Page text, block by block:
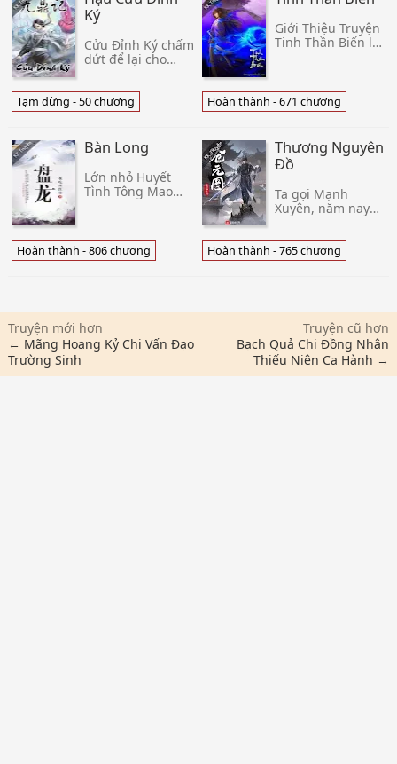
Ký
Cửu Đỉnh Ký chấm
dứt để lại cho
nhiều nghi hoặc,
bốn trăm năm
sau, Đằng Thanh
thế giới như thế
nào? Cửu Châu
Tạm dừng - 50 chương
Giới Thiệu Truyện
Tinh Thần Biến là
Tiên Hiệp hoành
tráng kể về người
Hoàn thành - 671 chương
Bàn Long
Lớn nhỏ Huyết
Tình Tông Mao
thiên diệt địa Cửu
Đầu Xà Hoàng,
Hoàn thành - 806 chương
Thương Nguyên
Đồ
Ta gọi Mạnh
Xuyên, năm nay
Ninh phủ "Kính
Hồ đạo viện"
đương đại đại sư
Hoàn thành - 765 chương
Truyện mới hơn
← Mãng Hoang Kỷ Chi Vấn Đạo
Trường Sinh
Truyện cũ hơn
Bạch Quả Chi Đồng Nhân
Thiếu Niên Ca Hành →